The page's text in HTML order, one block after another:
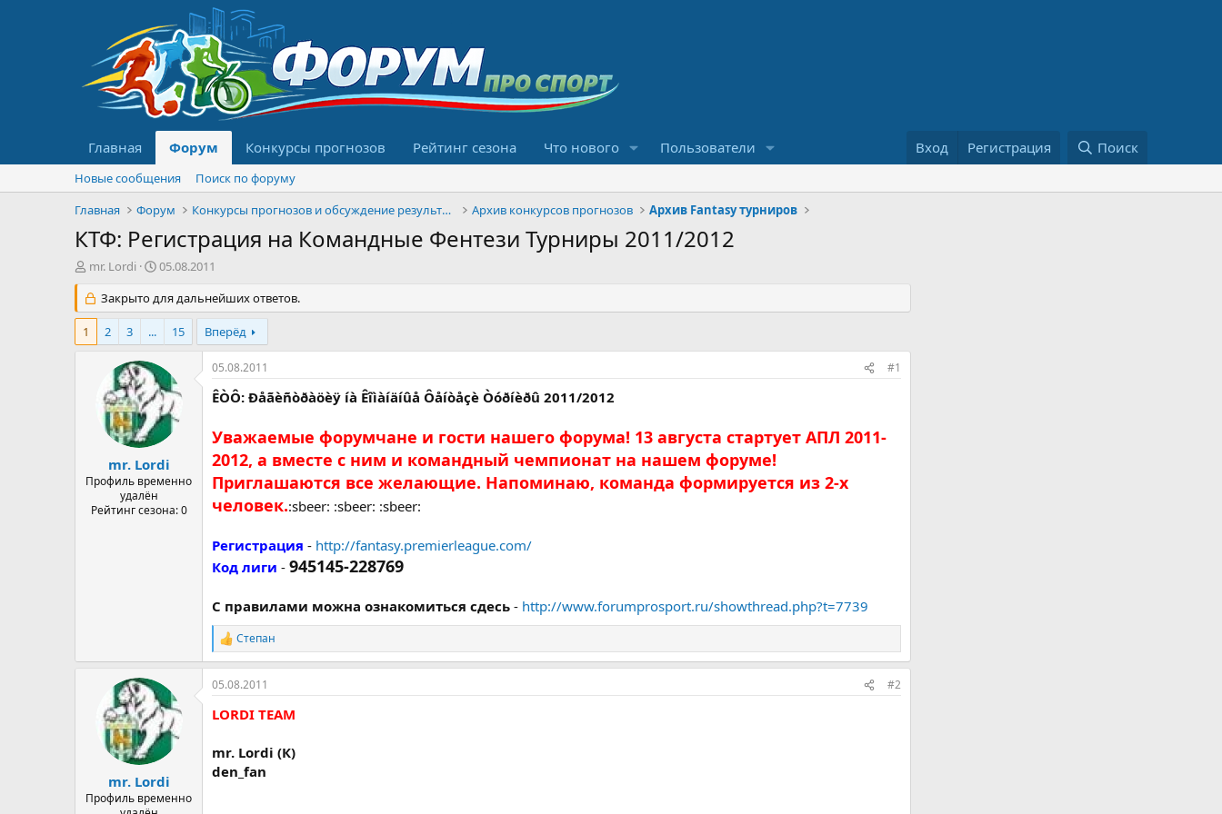
Главная Форум Конкурсы прогнозов Рейтинг сезона Что нового Пользователи Вход Регистрация Поиск
Новые сообщения
Поиск по форуму
Главная
Форум Конкурсы прогнозов и обсуждение результатов Архив конкурсов прогнозов Архив Fantasy турниров
КТФ: Регистрация на Командные Фентези Турниры 2011/2012
А
т
о
т
mr. Lordi
Д
т
а
а
ч
а
л
а
05.08.2011
Закрыто для дальнейших ответов.
1 2 3 ... 15 Вперёд
mr. Lordi
Профиль временно
удалён
Рейтинг сезона: 0
05.08.2011 #1
ÊÒÔ: Ðåãèñòðàöèÿ íà Êîìàíäíûå Ôåíòåçè Òóðíèðû 2011/2012
Уважаемые форумчане и гости нашего форума! 13 августа стартует АПЛ 2011-
2012, а вместе с ним и командный чемпионат на нашем форуме!
Приглашаются все желающие. Напоминаю, команда формируется из 2-х
человек.:sbeer: :sbeer: :sbeer:
Регистрация - http://fantasy.premierleague.com/
Код лиги - 945145-228769
С правилами можна ознакомиться сдесь - http://www.forumprosport.ru/showthread.php?t=7739
Р
е
а
к
и
Степан
mr. Lordi
Профиль временно
05.08.2011 #2
LORDI TEAM
mr. Lordi (К)
den_fan